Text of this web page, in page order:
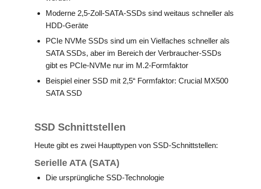
Moderne 2,5-Zoll-SATA-SSDs sind weitaus schneller als
HDD-Geräte
PCIe NVMe SSDs sind um ein Vielfaches schneller als
SATA SSDs, aber im Bereich der Verbraucher-SSDs
gibt es PCIe-NVMe nur im M.2-Formfaktor
Beispiel einer SSD mit 2,5“ Formfaktor: Crucial MX500
SATA SSD
SSD Schnittstellen
Heute gibt es zwei Haupttypen von SSD-Schnittstellen:
Serielle ATA (SATA)
Die ursprüngliche SSD-Technologie